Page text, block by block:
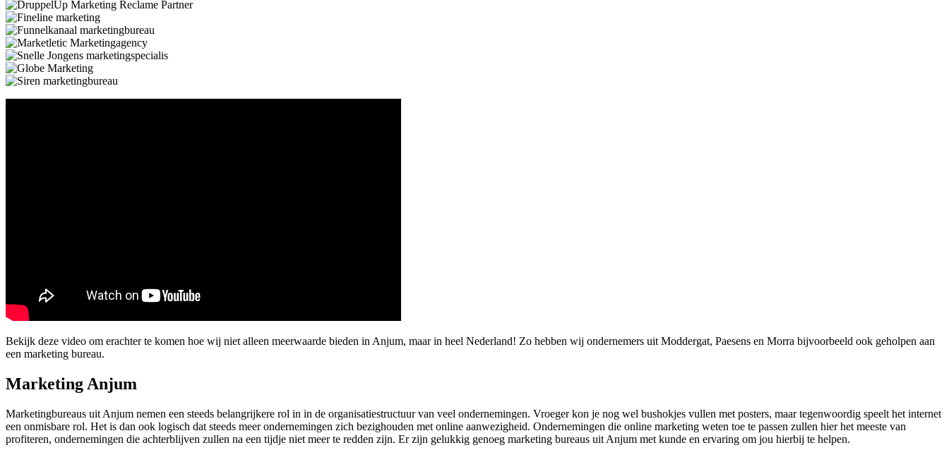
Bekijk deze video om erachter te komen hoe wij niet alleen meerwaarde bieden in Anjum, maar in heel Nederland! Zo hebben wij ondernemers uit Moddergat, Paesens en Morra bijvoorbeeld ook geholpen aan
een marketing bureau.
Marketing Anjum
Marketingbureaus uit Anjum nemen een steeds belangrijkere rol in in de organisatiestructuur van veel ondernemingen. Vroeger kon je nog wel bushokjes vullen met posters, maar tegenwoordig speelt het internet
een onmisbare rol. Het is dan ook logisch dat steeds meer ondernemingen zich bezighouden met online aanwezigheid. Ondernemingen die online marketing weten toe te passen zullen hier het meeste van
profiteren, ondernemingen die achterblijven zullen na een tijdje niet meer te redden zijn. Er zijn gelukkig genoeg marketing bureaus uit Anjum met kunde en ervaring om jou hierbij te helpen.